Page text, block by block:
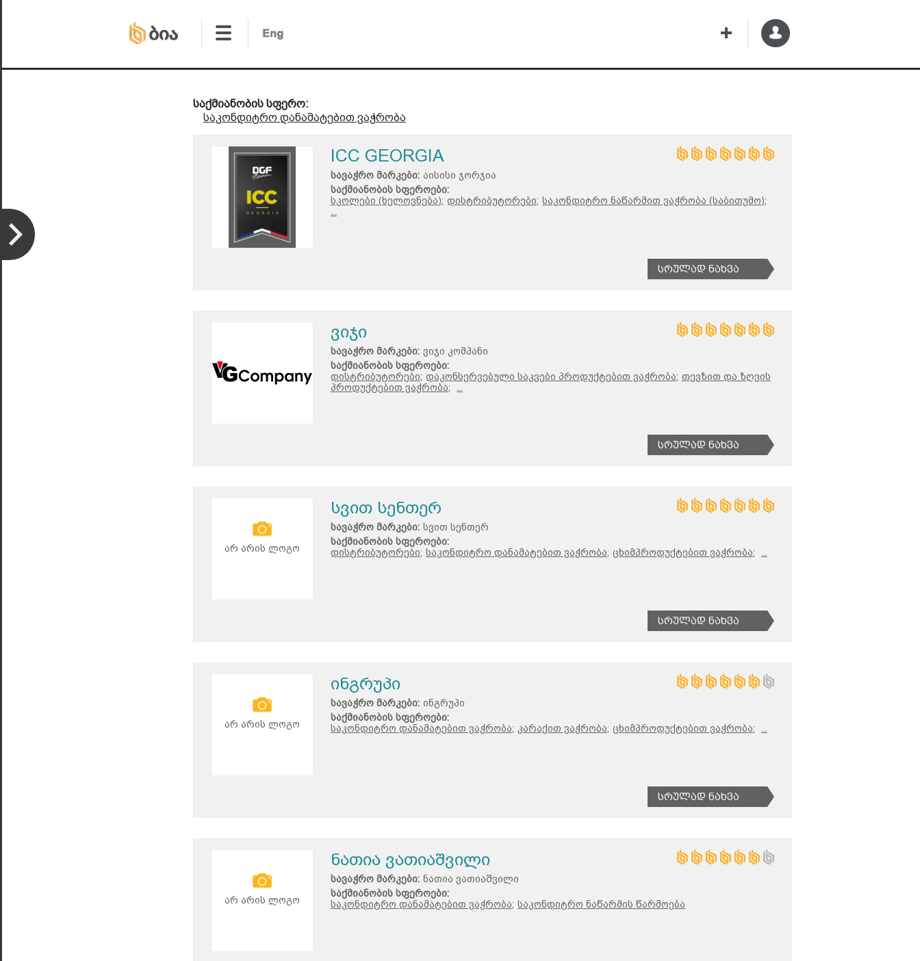
საქმიანობის სფერო:
საკონდიტრო დანამატებით ვაჭრობა
ICC GEORGIA
სავაჭრო მარკები: აისისი ჯორჯია
საქმიანობის სფეროები:
სკოლები (ხელოვნება); დისტრიბუტორები; საკონდიტრო ნაწარმით ვაჭრობა (საბითუმო);
Სრულად Ნახვა
ვიჯი
სავაჭრო მარკები: ვიჯი კომპანი
საქმიანობის სფეროები:
დისტრიბუტორები; დაკონსერვებული საკვები პროდუქტებით ვაჭრობა; თევზით და ზღვის
პროდუქტებით ვაჭრობა;
Სრულად Ნახვა
არ არის ლოგო
სვით სენთერ
სავაჭრო მარკები: სვით სენთერ
საქმიანობის სფეროები:
დისტრიბუტორები; საკონდიტრო დანამატებით ვაჭრობა; ცხიმპროდუქტებით ვაჭრობა;
Სრულად Ნახვა
არ არის ლოგო
ინგრუპი
სავაჭრო მარკები: ინგრუპი
საქმიანობის სფეროები:
საკონდიტრო დანამატებით ვაჭრობა; კარაქით ვაჭრობა; ცხიმპროდუქტებით ვაჭრობა;
Სრულად Ნახვა
არ არის ლოგო
ნათია ვათიაშვილი
სავაჭრო მარკები: ნათია ვათიაშვილი
საქმიანობის სფეროები:
საკონდიტრო დანამატებით ვაჭრობა; საკონდიტრო ნაწარმის წარმოება